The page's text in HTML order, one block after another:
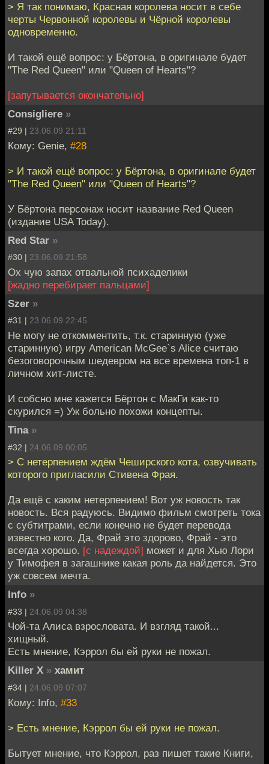
> Я так понимаю, Красная королева носит в себе
черты Червонной королевы и Чёрной королевы
одновременно.
И такой ещё вопрос: у Бёртона, в оригинале будет
"The Red Queen" или "Queen of Hearts"?
[запутывается окончательно]
Consigliere »
#29 | 23.06.09 21:11
Кому: Genie, #28
> И такой ещё вопрос: у Бёртона, в оригинале будет
"The Red Queen" или "Queen of Hearts"?
У Бёртона персонаж носит название Red Queen
(издание USA Today).
Red Star »
#30 | 23.06.09 21:58
Ох чую запах отвальной психаделики
[жадно перебирает пальцами]
Szer »
#31 | 23.06.09 22:45
Не могу не откомментить, т.к. старинную (уже
старинную) игру American McGee`s Alice считаю
безоговорочным шедевром на все времена топ-1 в
личном хит-листе.
И собсно мне кажется Бёртон с МакГи как-то
скурился =) Уж больно похожи концепты.
Tina »
#32 | 24.06.09 00:05
> C нетерпением ждём Чеширского кота, озвучивать
которого пригласили Стивена Фрая.
Да ещё с каким нетерпением! Вот уж новость так
новость. Вся радуюсь. Видимо фильм смотреть тока
с субтитрами, если конечно не будет перевода
известно кого. Да, Фрай это здорово, Фрай - это
всегда хорошо. [с надеждой] может и для Хью Лори
у Тимофея в загашнике какая роль да найдется. Это
уж совсем мечта.
Info »
#33 | 24.06.09 04:38
Чой-та Алиса взрословата. И взгляд такой...
хищный.
Есть мнение, Кэррол бы ей руки не пожал.
Killer X » хамит
#34 | 24.06.09 07:07
Кому: Info, #33
> Есть мнение, Кэррол бы ей руки не пожал.
Бытует мнение, что Кэррол, раз пишет такие Книги,